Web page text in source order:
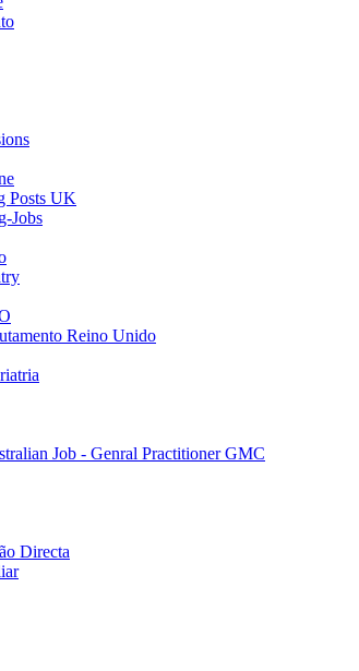
Posts UK
Jobs
Reino Unido
Job - Genral Practitioner GMC
Directa